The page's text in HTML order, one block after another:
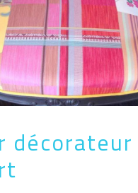
décorateur